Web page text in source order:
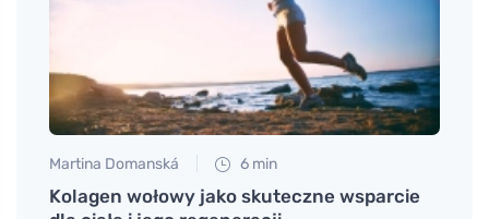
Martina Domanská 6 min
Kolagen wołowy jako skuteczne wsparcie